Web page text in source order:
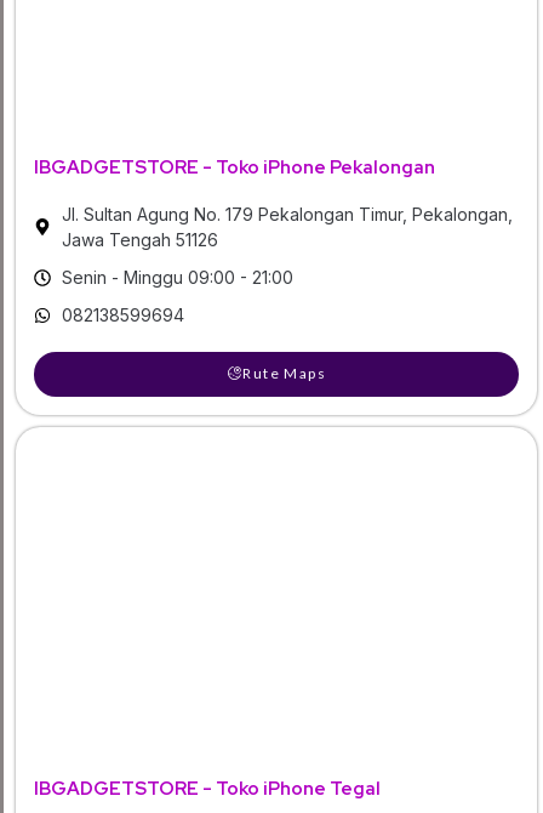
IBGADGETSTORE - Toko iPhone Pekalongan
Jl. Sultan Agung No. 179 Pekalongan Timur, Pekalongan,
Jawa Tengah 51126
Senin - Minggu 09:00 - 21:00
082138599694
Rute Maps
IBGADGETSTORE - Toko iPhone Tegal